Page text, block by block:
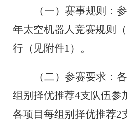
（一）赛事规则：
年太空机器人竞赛规则
行（见附件1）。
（二）参赛要求：
组别择优推荐4支队伍参
各项目每组别择优推荐2